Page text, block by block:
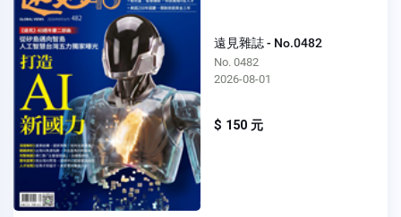
遠見雜誌 - No.0482
No. 0482
2026-08-01
$ 150 元